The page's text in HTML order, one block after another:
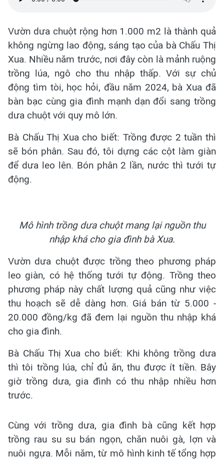
Vườn dưa chuột rộng hơn 1.000 m2 là thành quả
không ngừng lao động, sáng tạo của bà Chấu Thị
Xua. Nhiều năm trước, nơi đây còn là mảnh ruộng
trồng lúa, ngô cho thu nhập thấp. Với sự chủ
động tìm tòi, học hỏi, đầu năm 2024, bà Xua đã
bàn bạc cùng gia đình mạnh dạn đổi sang trồng
dưa chuột với quy mô lớn.
Bà Chấu Thị Xua cho biết: Trồng được 2 tuần thì
sẽ bón phân. Sau đó, tôi dựng các cột làm giàn
để dưa leo lên. Bón phân 2 lần, nước thì tưới tự
động.
Mô hình trồng dưa chuột mang lại nguồn thu
nhập khá cho gia đình bà Xua.
Vườn dưa chuột được trồng theo phương pháp
leo giàn, có hệ thống tưới tự động. Trồng theo
phương pháp này chất lượng quả cũng như việc
thu hoạch sẽ dễ dàng hơn. Giá bán từ 5.000 -
20.000 đồng/kg đã đem lại nguồn thu nhập khá
cho gia đình.
Bà Chấu Thị Xua cho biết: Khi không trồng dưa
thì tôi trồng lúa, chỉ đủ ăn, thu được ít tiền. Bây
giờ trồng dưa, gia đình có thu nhập nhiều hơn
trước.
Cùng với trồng dưa, gia đình bà cũng kết hợp
trồng rau su su bán ngọn, chăn nuôi gà, lợn và
nuôi ngựa. Mỗi năm, từ mô hình kinh tế tổng hợp